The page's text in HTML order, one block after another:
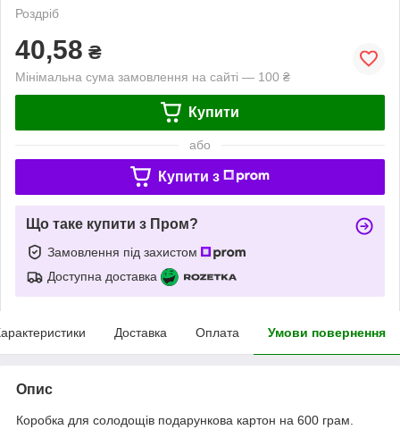
Роздріб
40,58 ₴
Мінімальна сума замовлення на сайті — 100 ₴
Купити
або
Купити з
Що таке купити з Пром?
Замовлення під захистом
Доступна доставка
Доставка Оплата Умови повернення
Опис
Коробка для солодощів подарункова картон на 600 грам.